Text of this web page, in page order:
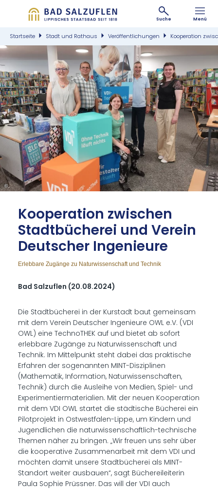
Suche Menü
Startseite Stadt und Rathaus Veröffentlichungen Kooperation
©
Ko­ope­ra­ti­on zwi­schen
Stadt­bü­che­rei und Ver­ein
Deut­scher In­ge­nieu­re
Erlebbare Zugänge zu Naturwissenschaft und Technik
Bad Salzuflen (20.08.2024)
Die Stadtbücherei in der Kurstadt baut gemeinsam
mit dem Verein Deutscher Ingenieure OWL e.V. (VDI
OWL) eine TechnoTHEK auf und bietet ab sofort
erlebbare Zugänge zu Naturwissenschaft und
Technik. Im Mittelpunkt steht dabei das praktische
Erfahren der sogenannten MINT-Disziplinen
(Mathematik, Information, Naturwissenschaften,
Technik) durch die Ausleihe von Medien, Spiel- und
Experimentiermaterialien. Mit der neuen Kooperation
mit dem VDI OWL startet die städtische Bücherei ein
Pilotprojekt in Ostwestfalen-Lippe, um Kindern und
Jugendlichen die naturwissenschaftlich-technische
Themen näher zu bringen. „Wir freuen uns sehr über
die kooperative Zusammenarbeit mit dem VDI und
möchten damit unsere Stadtbücherei als MINT-
Standort weiter ausbauen“, sagt Büchereileiterin
Paula Sophie Prüssner. Das will der VDI auch